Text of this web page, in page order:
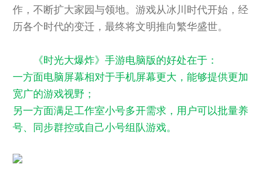
作，不断扩大家园与领地。游戏从冰川时代开始，经
历各个时代的变迁，最终将文明推向繁华盛世。
《时光大爆炸》手游电脑版的好处在于：
一方面电脑屏幕相对于手机屏幕更大，能够提供更加
宽广的游戏视野；
另一方面满足工作室小号多开需求，用户可以批量养
号、同步群控或自己小号组队游戏。